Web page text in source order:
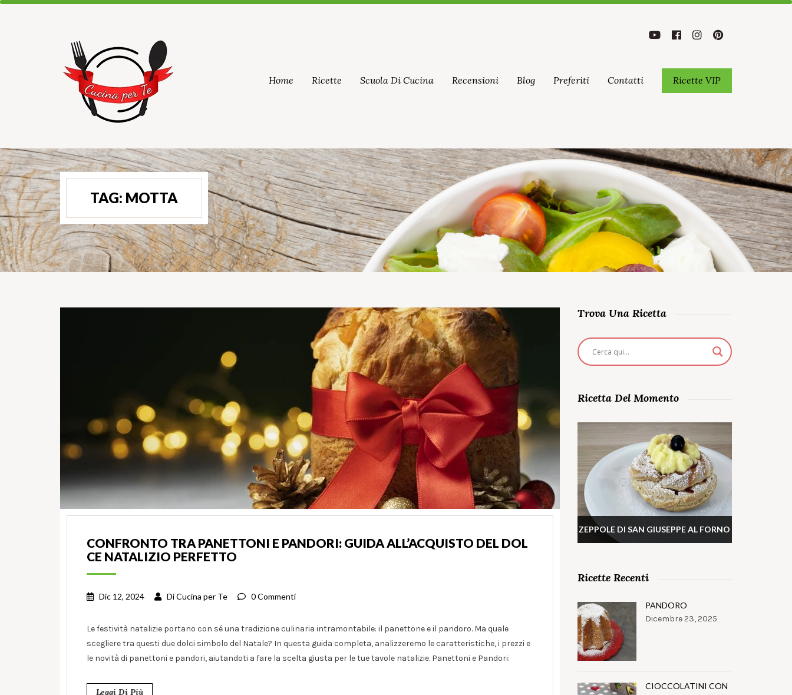
Home Ricette Scuola Di Cucina Recensioni Blog Preferiti Contatti Ricette VIP
TAG: MOTTA
CONFRONTO TRA PANETTONI E PANDORI: GUIDA ALL’ACQUISTO DEL DOL
CE NATALIZIO PERFETTO
Dic 12, 2024 DiCucina per Te 0 Commenti
Le festività natalizie portano con sé una tradizione culinaria intramontabile: il panettone e il pandoro. Ma quale
scegliere tra questi due dolci simbolo del Natale? In questa guida completa, analizzeremo le caratteristiche, i prezzi e
le novità di panettoni e pandori, aiutandoti a fare la scelta giusta per le tue tavole natalizie. Panettoni e Pandori:
Leggi Di Più
Trova Una Ricetta
Ricetta Del Momento
ZEPPOLE DI SAN GIUSEPPE AL FORNO
Ricette Recenti
PANDORO
Dicembre 23, 2025
CIOCCOLATINI CON